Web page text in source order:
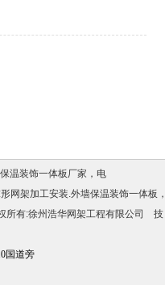
温装饰一体板厂家 ，电
网架加工安装.外墙保温装饰一体板 ，
有:徐州浩华网架工程有限公司 技
国道旁